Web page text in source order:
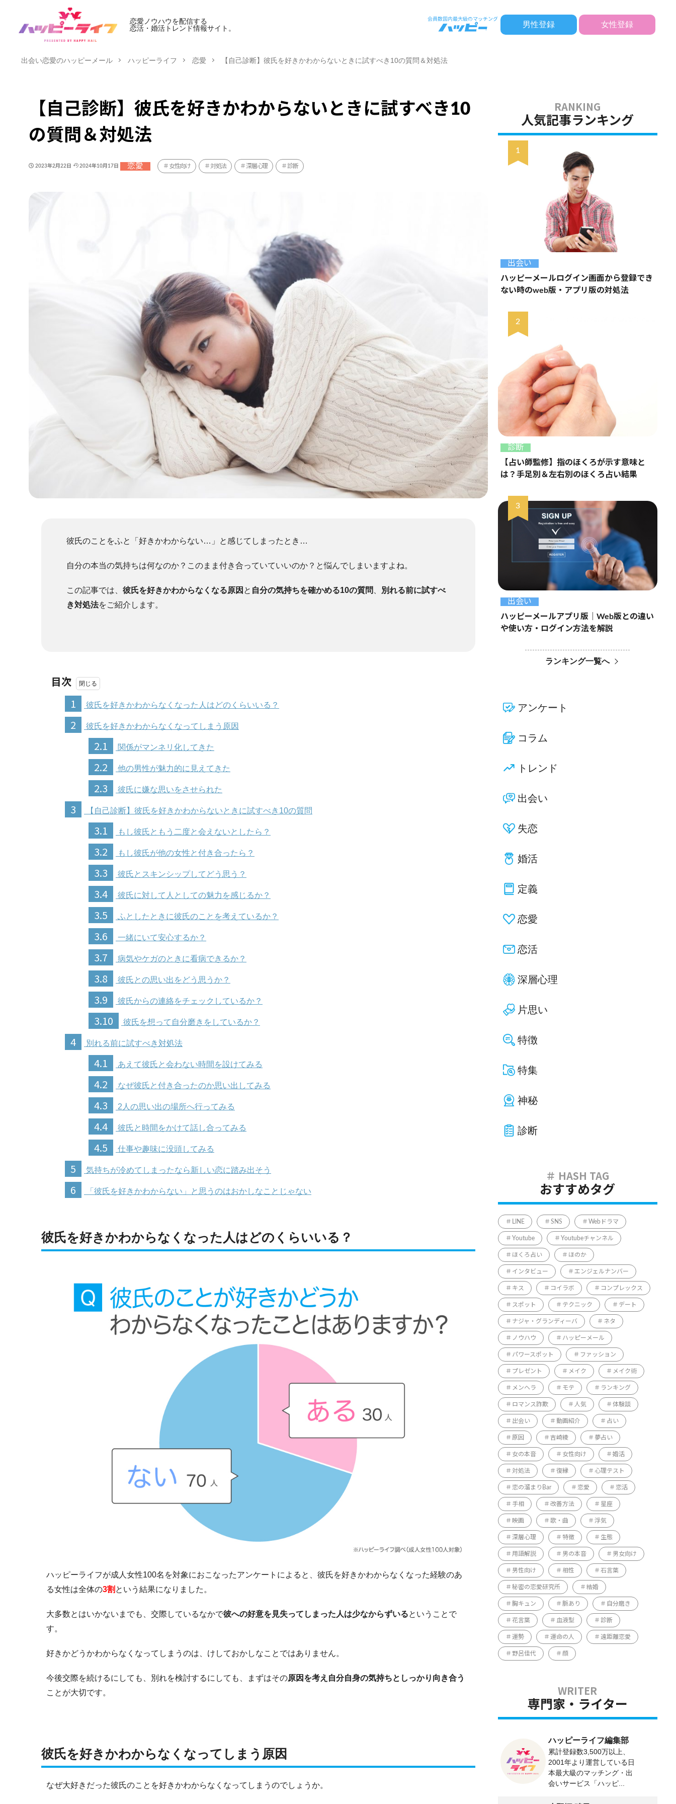
恋愛ノウハウを配信する
恋活・婚活トレンド情報サイト。
男性登録 女性登録
出会い恋愛のハッピーメール ハッピーライフ 恋愛 【自己診断】彼氏を好きかわからないときに試すべき10の質問＆対処法
【自己診断】彼氏を好きかわからないときに試すべき10
の質問＆対処法
2023年2月22日 2024年10月17日 恋愛 女性向け 対処法 深層心理 診断
彼氏のことをふと「好きかわからない…」と感じてしまったとき…
自分の本当の気持ちは何なのか？このまま付き合っていていいのか？と悩んでしまいますよね。
この記事では、 彼氏を好きかわからなくなる原因 と 自分の気持ちを確かめる10の質問
別れる前に試すべ
き対処法をご紹介します。
目次
1
彼氏を好きかわからなくなった人はどのくらいいる？
2 彼氏を好きかわからなくなってしまう原因
2.1 関係がマンネリ化してきた
2.2 他の男性が魅力的に見えてきた
2.3 彼氏に嫌な思いをさせられた
3 【自己診断】彼氏を好きかわからないときに試すべき10の質問
3.1 もし彼氏ともう二度と会えないとしたら？
3.2 もし彼氏が他の女性と付き合ったら？
3.3 彼氏とスキンシップしてどう思う？
3.4 彼氏に対して人としての魅力を感じるか？
3.5 ふとしたときに彼氏のことを考えているか？
3.6 一緒にいて安心するか？
3.7 病気やケガのときに看病できるか？
3.8 彼氏との思い出をどう思うか？
3.9 彼氏からの連絡をチェックしているか？
3.10 彼氏を想って自分磨きをしているか？
4 別れる前に試すべき対処法
4.1 あえて彼氏と会わない時間を設けてみる
4.2 なぜ彼氏と付き合ったのか思い出してみる
4.3 2人の思い出の場所へ行ってみる
4.4 彼氏と時間をかけて話し合ってみる
4.5 仕事や趣味に没頭してみる
5 気持ちが冷めてしまったなら新しい恋に踏み出そう
6 「彼氏を好きかわからない」と思うのはおかしなことじゃない
彼氏を好きかわからなくなった人はどのくらいいる？
ハッピーライフが成人女性100名を対象におこなったアンケートによると、彼氏を好きかわからなくなった経験のあ
る女性は全体の3割 という結果になりました。
大多数とはいかないまでも、交際しているなかで彼への好意を見失ってしまった人は少なからずいるということで
す。
好きかどうかわからなくなってしまうのは、けしておかしなことではありません。
今後交際を続けるにしても、別れを検討するにしても、まずはその原因を考え自分自身の気持ちとしっかり向き合う
ことが大切です。
彼氏を好きかわからなくなってしまう原因
なぜ大好きだった彼氏のことを好きかわからなくなってしまうのでしょうか。
人気記事ランキング
出会い
ハッピーメールログイン画面から登録でき
ない時のweb版・アプリ版の対処法
診断
【占い師監修】指のほくろが示す意味と
は？手足別＆左右別のほくろ占い結果
出会い
ハッピーメールアプリ版｜Web版との違い
や使い方・ログイン方法を解説
ランキング一覧へ
アンケート
コラム
トレンド
出会い
失恋
婚活
定義
恋愛
恋活
深層心理
片思い
特徴
特集
神秘
診断
おすすめタグ
LINE SNS Webドラマ
Youtube Youtubeチャンネル
ほくろ占い ほのか
インタビュー エンジェルナンバー
キス コイラボ コンプレックス
スポット テクニック デート
ナジャ・グランディーバ ネタ
ノウハウ ハッピーメール
パワースポット ファッション
プレゼント メイク メイク術
メンヘラ モテ ランキング
ロマンス詐欺 人気 体験談
出会い 動画紹介 占い
原因 吉崎綾 夢占い
女の本音 女性向け 婚活
対処法 復縁 心理テスト
恋の溜まりBar 恋愛 恋活
手相 改善方法 星座
映画 歌・曲 浮気
深層心理 特徴 生態
用語解説 男の本音 男女向け
男性向け 相性 石言葉
秘密の恋愛研究所 結婚
胸キュン 脈あり 自分磨き
花言葉 血液型 診断
運勢 運命の人 遠距離恋愛
野呂佳代 顔
専門家・ライター
ハッピーライフ編集部
累計登録数3,500万以上、
2001年より運営している日
本最大級のマッチング・出
会いサービス「ハッピ...